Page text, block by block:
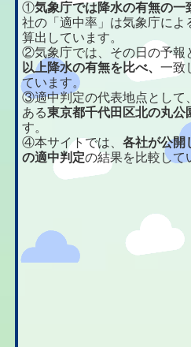
①気象庁では降水の有無の一
社の「適中率」は気象庁によ
算出しています。
②気象庁では、その日の予報
以上降水の有無を比べ、一致
ています。
③適中判定の代表地点として
ある東京都千代田区北の丸公
す。
④本サイトでは、各社が公開
の適中判定の結果を比較して